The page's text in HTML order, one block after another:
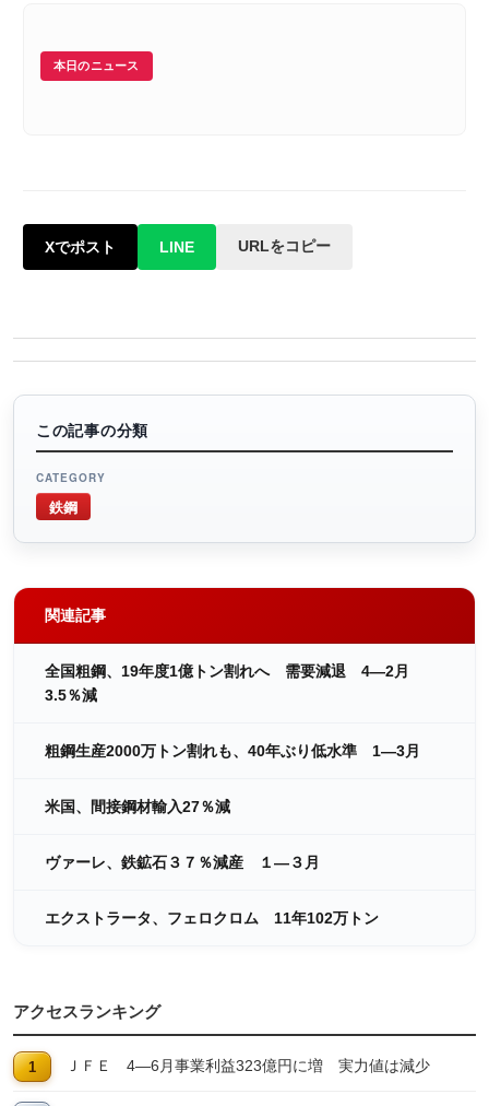
本日のニュース
Xでポスト LINE URLをコピー
この記事の分類
CATEGORY
鉄鋼
関連記事
全国粗鋼、19年度1億トン割れへ 需要減退 4―2月
3.5％減
粗鋼生産2000万トン割れも、40年ぶり低水準 1―3月
米国、間接鋼材輸入27％減
ヴァーレ、鉄鉱石３７％減産 １―３月
エクストラータ、フェロクロム 11年102万トン
アクセスランキング
ＪＦＥ 4―6月事業利益323億円に増 実力値は減少